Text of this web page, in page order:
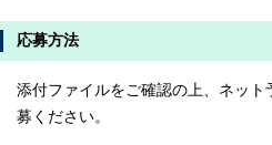
応募方法
添付ファイルをご確認の上、ネッ
募ください。